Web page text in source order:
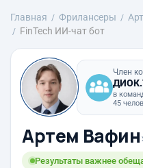
Главная Фрилансеры
FinTech ИИ-чат бот
Член
в
45
Артем Вафин
Результаты важнее